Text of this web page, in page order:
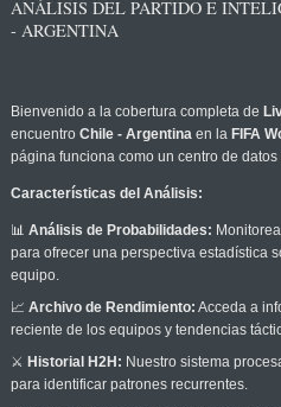
ANÁLISIS DEL PARTIDO E
- ARGENTINA
Bienvenido a la cobertura completa de
encuentro Chile - Argentinaen la FIFA
página funciona como un centro de
Características del Análisis:
📊 Análisis de Probabilidades:
para ofrecer una perspectiva estadística
equipo.
📈 Archivo de Rendimiento: Acceda a
reciente de los equipos y tendencias
⚔️ Historial H2H: Nuestro sistema
para identificar patrones recurrentes.